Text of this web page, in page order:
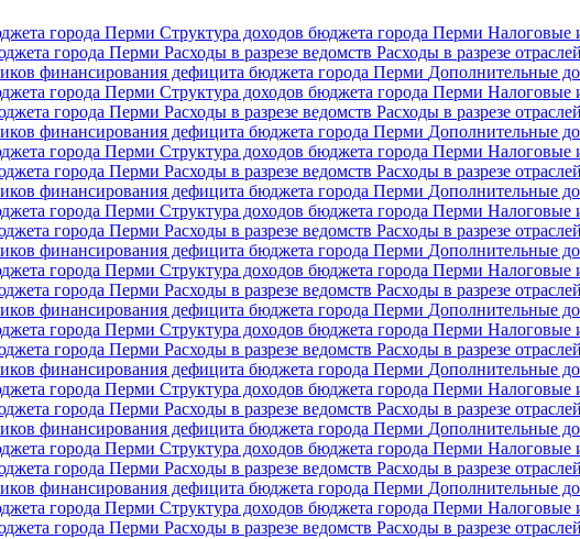
города Перми Структура доходов бюджета города Перми Налоговые
города Перми Расходы в разрезе ведомств Расходы в разрезе отраслей
финансирования дефицита бюджета города Перми Дополнительные
города Перми Структура доходов бюджета города Перми Налоговые
города Перми Расходы в разрезе ведомств Расходы в разрезе отраслей
финансирования дефицита бюджета города Перми Дополнительные
города Перми Структура доходов бюджета города Перми Налоговые
города Перми Расходы в разрезе ведомств Расходы в разрезе отраслей
финансирования дефицита бюджета города Перми Дополнительные
города Перми Структура доходов бюджета города Перми Налоговые
города Перми Расходы в разрезе ведомств Расходы в разрезе отраслей
финансирования дефицита бюджета города Перми Дополнительные
города Перми Структура доходов бюджета города Перми Налоговые
города Перми Расходы в разрезе ведомств Расходы в разрезе отраслей
финансирования дефицита бюджета города Перми Дополнительные
города Перми Структура доходов бюджета города Перми Налоговые
города Перми Расходы в разрезе ведомств Расходы в разрезе отраслей
финансирования дефицита бюджета города Перми Дополнительные
города Перми Структура доходов бюджета города Перми Налоговые
города Перми Расходы в разрезе ведомств Расходы в разрезе отраслей
финансирования дефицита бюджета города Перми Дополнительные
города Перми Структура доходов бюджета города Перми Налоговые
города Перми Расходы в разрезе ведомств Расходы в разрезе отраслей
финансирования дефицита бюджета города Перми Дополнительные
города Перми Структура доходов бюджета города Перми Налоговые
города Перми Расходы в разрезе ведомств Расходы в разрезе отраслей